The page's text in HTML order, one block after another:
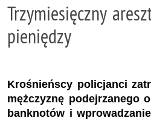
Trzymiesięczny
pieniędzy
Krośnieńscy policjanci
mężczyznę podejrzanego
banknotów i